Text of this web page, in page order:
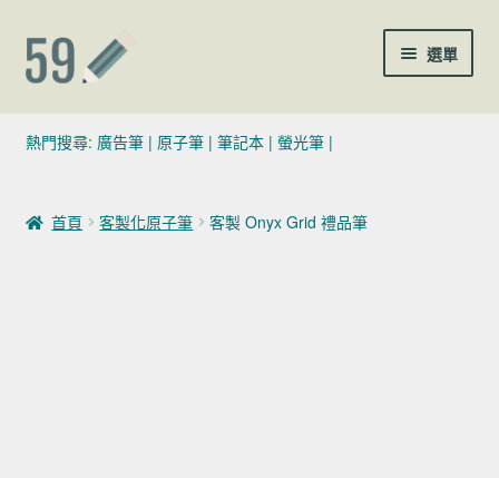
跳至導覽列
跳至主要內容 選單
(02)7729-4140
聯絡我們
熱門搜尋: 廣告筆| 原子筆| 筆記本| 螢光筆|
首頁 客製化原子筆 客製 Onyx Grid 禮品筆